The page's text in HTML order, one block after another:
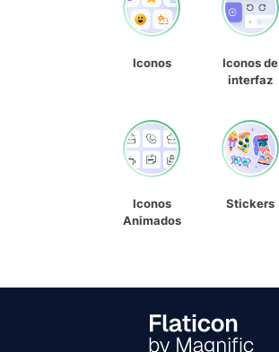
Iconos
Iconos de
interfaz
Iconos
Animados
Stickers